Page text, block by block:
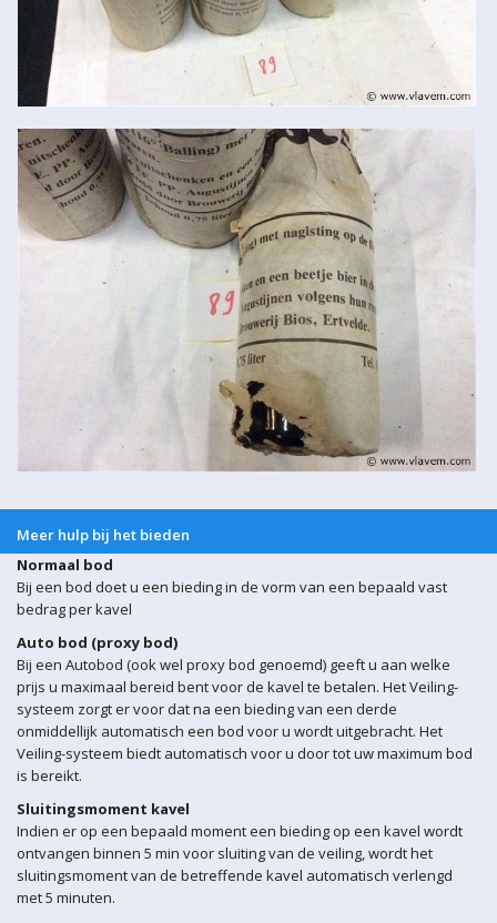
Meer hulp bij het bieden
Normaal bod
Bij een bod doet u een bieding in de vorm van een bepaald vast
bedrag per kavel
Auto bod (proxy bod)
Bij een Autobod (ook wel proxy bod genoemd) geeft u aan welke
prijs u maximaal bereid bent voor de kavel te betalen. Het Veiling-
systeem zorgt er voor dat na een bieding van een derde
onmiddellijk automatisch een bod voor u wordt uitgebracht. Het
Veiling-systeem biedt automatisch voor u door tot uw maximum bod
is bereikt.
Sluitingsmoment kavel
Indien er op een bepaald moment een bieding op een kavel wordt
ontvangen binnen 5 min voor sluiting van de veiling, wordt het
sluitingsmoment van de betreffende kavel automatisch verlengd
met 5 minuten.